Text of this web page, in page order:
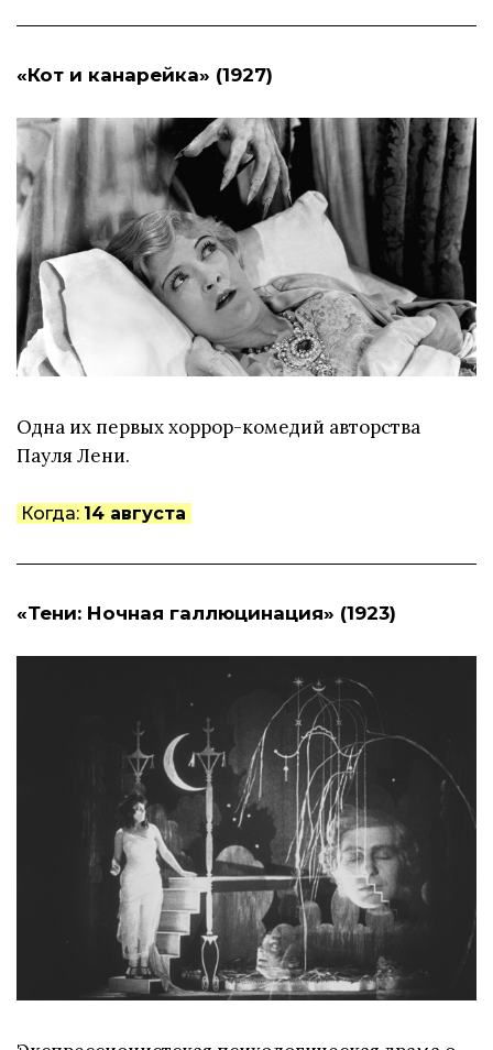
«Кот и канарейка» (1927)
Одна их первых хоррор-комедий авторства
Пауля Лени.
Когда: 14 августа
«Тени: Ночная галлюцинация» (1923)